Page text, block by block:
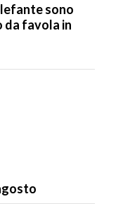
sono
da favola in